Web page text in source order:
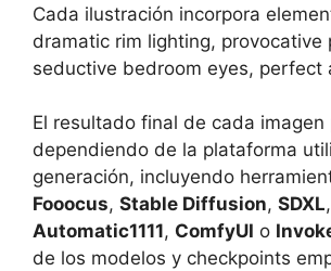
Cada ilustración incorpora
dramatic rim lighting, provocative
seductive bedroom eyes, perfect
El resultado final de cada imagen
dependiendo de la plataforma
generación, incluyendo
Fooocus, Stable Diffusion, SDXL,
Automatic1111, ComfyUI o
de los modelos y checkpoints